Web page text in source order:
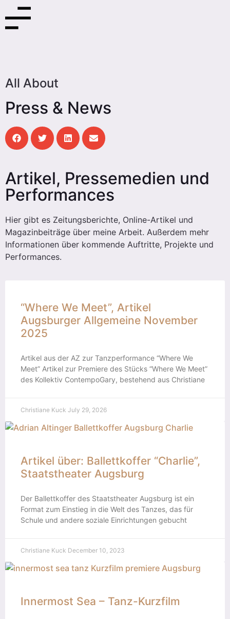
All About
Press & News
Artikel, Pressemedien und
Performances
Hier gibt es Zeitungsberichte, Online-Artikel und
Magazinbeiträge über meine Arbeit. Außerdem mehr
Informationen über kommende Auftritte, Projekte und
Performances.
“Where We Meet”, Artikel
Augsburger Allgemeine November
2025
Artikel aus der AZ zur Tanzperformance “Where We
Meet” Artikel zur Premiere des Stücks “Where We Meet”
des Kollektiv ContempoGary, bestehend aus Christiane
Christiane Kuck July 29, 2026
Artikel über: Ballettkoffer “Charlie”,
Staatstheater Augsburg
Der Ballettkoffer des Staatstheater Augsburg ist ein
Format zum Einstieg in die Welt des Tanzes, das für
Schule und andere soziale Einrichtungen gebucht
Christiane Kuck December 10, 2023
Innermost Sea – Tanz-Kurzfilm